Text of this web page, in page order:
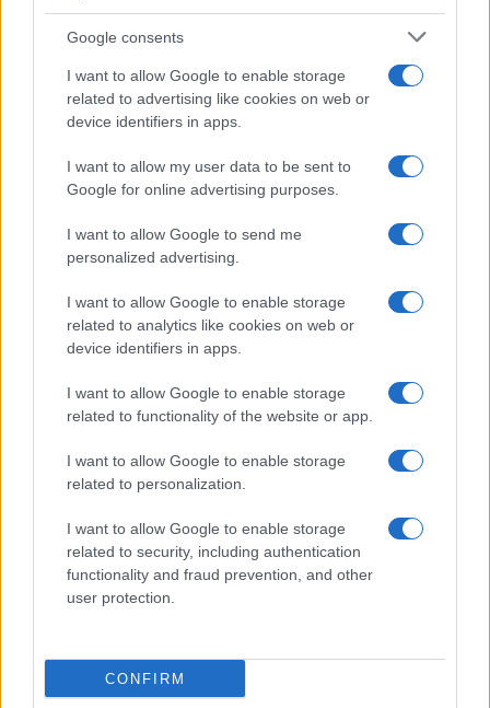
Google consents
I want to allow Google to enable storage
related to advertising like cookies on web or
device identifiers in apps.
I want to allow my user data to be sent to
Google for online advertising purposes.
I want to allow Google to send me
personalized advertising.
I want to allow Google to enable storage
related to analytics like cookies on web or
device identifiers in apps.
I want to allow Google to enable storage
related to functionality of the website or app.
I want to allow Google to enable storage
related to personalization.
I want to allow Google to enable storage
related to security, including authentication
functionality and fraud prevention, and other
user protection.
CONFIRM
Alpha Bank: Για πρώτη φορά το Αρχαίο Θέατρο Επιδαύρου
άνοιξε τις πύλες του σε όλους
ESG Report 2025: Πώς η ΑΒ Βασιλόπουλος μετατρέπει τη
βιωσιμότητα σε καθημερινή πράξη
ΕΤΙΚΕΤΕΣ Ελλάδα
Επιδότηση αγοράς
Προηγούμενο άρθρο
Αutohellas Hertz: Ισχυρή
Autoathina 2024
είναι φθηνότερα;